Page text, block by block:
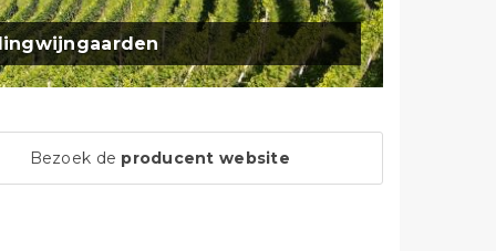
Bezoek de producent website